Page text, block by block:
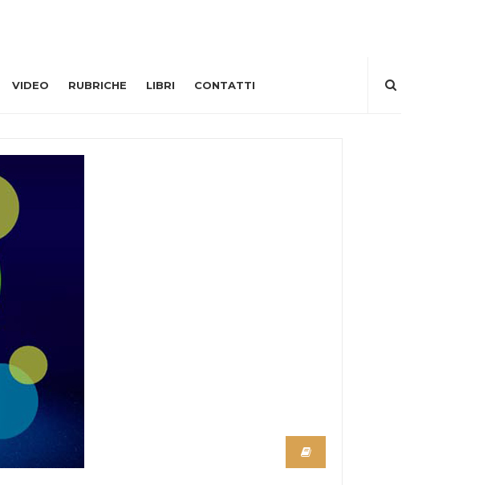
VIDEO RUBRICHE LIBRI CONTATTI